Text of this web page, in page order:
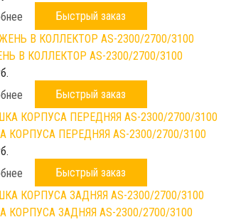
Быстрый заказ
В КОЛЛЕКТОР AS-2300/2700/3100
Быстрый заказ
КОРПУСА ПЕРЕДНЯЯ AS-2300/2700/3100
Быстрый заказ
КОРПУСА ЗАДНЯЯ AS-2300/2700/3100